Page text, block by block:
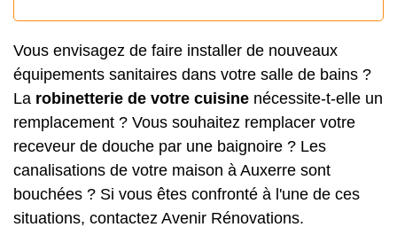
Vous envisagez de faire installer de nouveaux
équipements sanitaires dans votre salle de bains ?
La robinetterie de votre cuisine nécessite-t-elle un
remplacement ? Vous souhaitez remplacer votre
receveur de douche par une baignoire ? Les
canalisations de votre maison à Auxerre sont
bouchées ? Si vous êtes confronté à l'une de ces
situations, contactez Avenir Rénovations.